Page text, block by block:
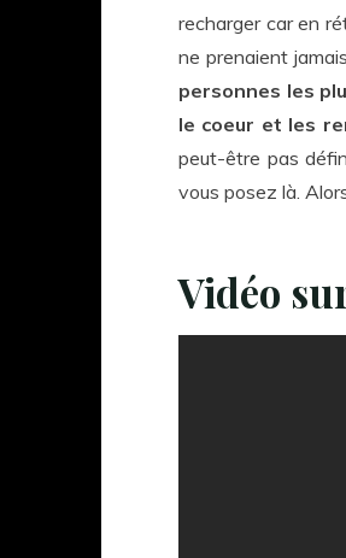
recharger car en
ne prenaient
personnes les
le coeur et les
peut-être pas
vous posez là.
Vidéo